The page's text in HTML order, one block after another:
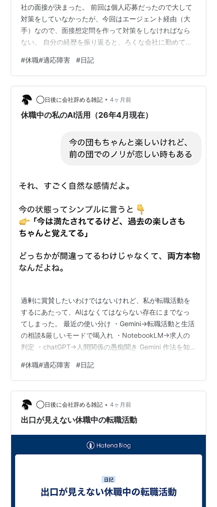
社の面接が決まった。 前回は個人応募だったので大して
対策をしていなかったが、今回はエージェント経由（大
手）なので、面接想定問を作って対策をしなければなら
ない。 自分の経歴を振り返ると、ろくな会社に勤めてい
い出して辛くなって泣いてしまった。 「早くこの会社か
ら逃げた方がいい」とベテラン社員から言われた会社も
あった。 自分の長所短所などもまとめなければならず、
自己肯定感が皆無の人間には長所を洗い出すのは無理だ
と思って逃げたくなっていたが、chatGPTを開いて考え
#休職#適応障害 #日記
◯日後に会社辞める雑記 • 4ヶ月前
休職中の私のAI活用（26年4月現在）
過剰に賞賛したいわけではないけれど、私が転職活動を
するにあたって、AIはなくてはならない存在にまでなっ
てしまった。 最近の使い分け ・Gemini→転職活動と生活
の相談&厳しいモードで喝入れ ・NotebookLM→求人の
判定 ・chatGPT→人間関係の愚痴聞き Gemini 作法を知
したことがなく、細かい作法（？）がよくわかっていな
い。 メッセージの返信ひとつとっても、よろしくお願い
しますだけ送ってしまうところを、Geminiに内容を付け
足してもらったりしている。 面接が終わった企業は放置
していたけれど、お礼メッセージを送った方がいいこ
#休職#適応障害 #日記
◯日後に会社辞める雑記 • 4ヶ月前
出口が見えない休職中の転職活動